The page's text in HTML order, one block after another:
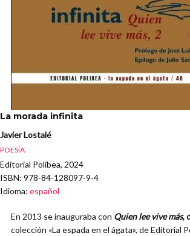
La morada infinita
Javier Lostalé
POESÍA
Editorial Polibea, 2024
ISBN: 978-84-128097-9-4
Idioma: español
En 2013 se inauguraba con Quien lee vive más,
colección «La espada en el ágata», de Editorial